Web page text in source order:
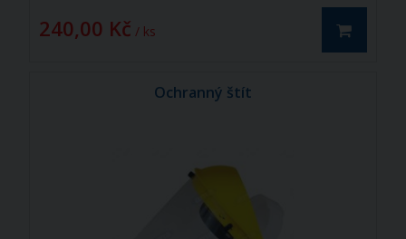
240,00 Kč / ks
Ochranný štít